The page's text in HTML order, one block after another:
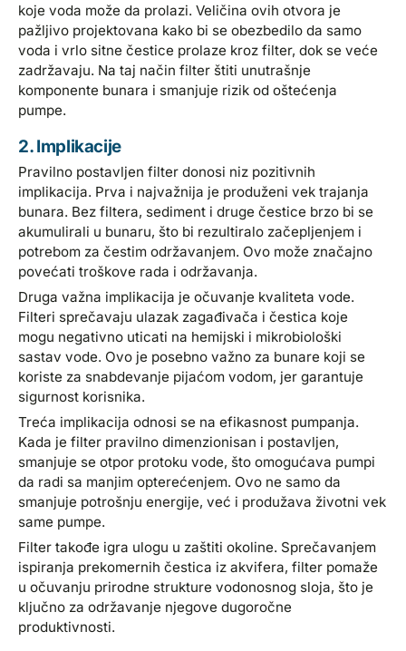
koje voda može da prolazi. Veličina ovih otvora je
pažljivo projektovana kako bi se obezbedilo da samo
voda i vrlo sitne čestice prolaze kroz filter, dok se veće
zadržavaju. Na taj način filter štiti unutrašnje
komponente bunara i smanjuje rizik od oštećenja
pumpe.
2. Implikacije
Pravilno postavljen filter donosi niz pozitivnih
implikacija. Prva i najvažnija je produženi vek trajanja
bunara. Bez filtera, sediment i druge čestice brzo bi se
akumulirali u bunaru, što bi rezultiralo začepljenjem i
potrebom za čestim održavanjem. Ovo može značajno
povećati troškove rada i održavanja.
Druga važna implikacija je očuvanje kvaliteta vode.
Filteri sprečavaju ulazak zagađivača i čestica koje
mogu negativno uticati na hemijski i mikrobiološki
sastav vode. Ovo je posebno važno za bunare koji se
koriste za snabdevanje pijaćom vodom, jer garantuje
sigurnost korisnika.
Treća implikacija odnosi se na efikasnost pumpanja.
Kada je filter pravilno dimenzionisan i postavljen,
smanjuje se otpor protoku vode, što omogućava pumpi
da radi sa manjim opterećenjem. Ovo ne samo da
smanjuje potrošnju energije, već i produžava životni vek
same pumpe.
Filter takođe igra ulogu u zaštiti okoline. Sprečavanjem
ispiranja prekomernih čestica iz akvifera, filter pomaže
u očuvanju prirodne strukture vodonosnog sloja, što je
ključno za održavanje njegove dugoročne
produktivnosti.